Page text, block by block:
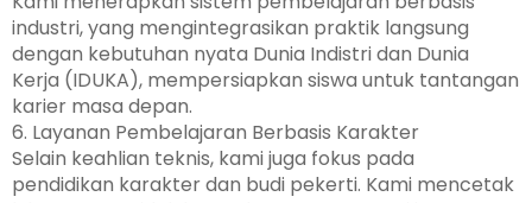
industri, yang mengintegrasikan praktik langsung
dengan kebutuhan nyata Dunia Indistri dan Dunia
Kerja (IDUKA), mempersiapkan siswa untuk tantangan
karier masa depan.
6. Layanan Pembelajaran Berbasis Karakter
Selain keahlian teknis, kami juga fokus pada
pendidikan karakter dan budi pekerti. Kami mencetak